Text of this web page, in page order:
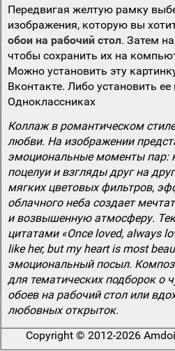
Передвигая желтую рамку
изображения, которую вы
обои на рабочий стол. Затем
чтобы сохранить их на
Можно установить эту
Вконтакте. Либо установить
Одноклассниках
Коллаж в романтическом
любви. На изображении
эмоциональные моменты пар:
поцелуи и взгляды друг на
мягких цветовых фильтров,
облачного неба создает
и возвышенную атмосферу.
цитатами «Once loved, always
like her, but my heart is most
эмоциональный посыл.
для тематических подборок о
обоев на рабочий стол или
любовных открыток.
Copyright © 2012-2026